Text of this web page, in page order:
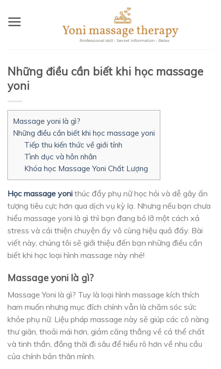
Những điều cần biết khi học massage
yoni
Massage yoni là gì?
Những điều cần biết khi học massage yoni
Tiếp thu kiến thức về giới tính
Tình dục và hôn nhân
Khóa học Massage Yoni Chất Lượng
Học massage yoni thúc đẩy phụ nữ học hỏi và dễ gây ấn
tượng tiêu cực hơn qua dịch vụ kỳ lạ. Nhưng nếu bạn chưa
hiểu massage yoni là gì thì bạn đang bỏ lỡ một cách xả
stress và cải thiện chuyện ấy vô cùng hiệu quả đấy. Bài
viết này, chúng tôi sẽ giới thiệu đến bạn những điều cần
biết khi học loại hình massage này nhé!
Massage yoni là gì?
Massage Yoni là gì? Tuy là loại hình massage kích thích
ham muốn nhưng mục đích chính vẫn là chăm sóc sức
khỏe phụ nữ. Liệu pháp massage này sẽ giúp các cô nàng
thư giãn, thoải mái hơn, giảm căng thẳng về cả thể chất
và tinh thần, đồng thời đi sâu để hiểu rõ hơn về nhu cầu
của chính bản thân mình.